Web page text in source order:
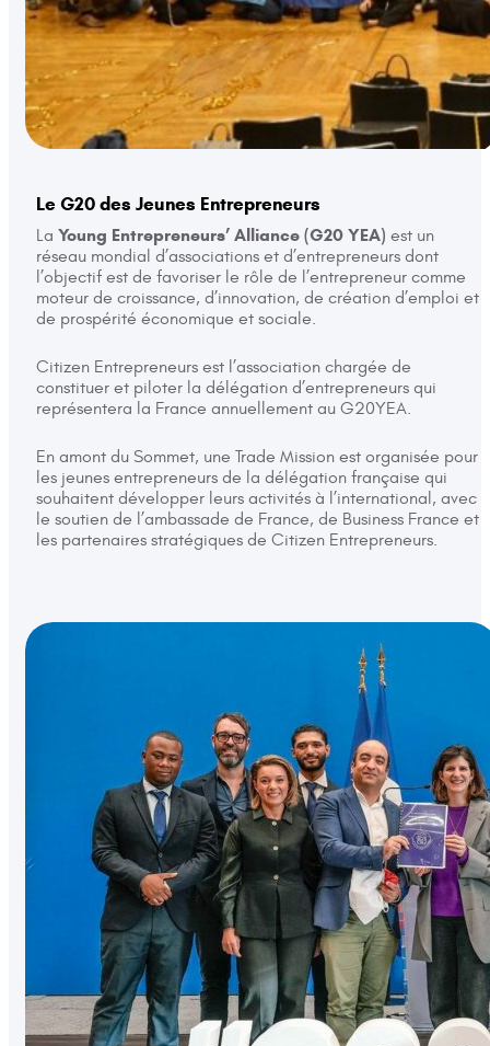
Le G20 des Jeunes Entrepreneurs
La Young Entrepreneurs’ Alliance (G20 YEA) est un
réseau mondial d’associations et d’entrepreneurs dont
l’objectif est de favoriser le rôle de l’entrepreneur comme
moteur de croissance, d’innovation, de création d’emploi et
de prospérité économique et sociale.
Citizen Entrepreneurs est l’association chargée de
constituer et piloter la délégation d’entrepreneurs qui
représentera la France annuellement au G20YEA.
En amont du Sommet, une Trade Mission est organisée pour
les jeunes entrepreneurs de la délégation française qui
souhaitent développer leurs activités à l’international, avec
le soutien de l’ambassade de France, de Business France et
les partenaires stratégiques de Citizen Entrepreneurs.